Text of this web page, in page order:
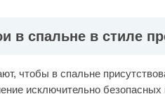
в спальне в стиле
чтобы в спальне
исключительно